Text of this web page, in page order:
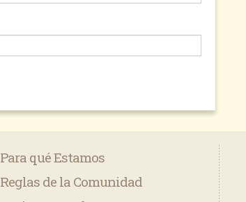
Para qué Estamos
Reglas de la Comunidad